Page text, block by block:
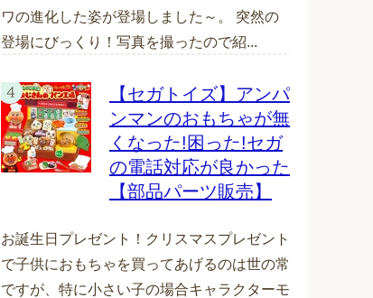
ワの進化した姿が登場しました～。 突然の
登場にびっくり！写真を撮ったので紹...
【セガトイズ】アンパ
ンマンのおもちゃが無
くなった!困った!セガ
の電話対応が良かった
【部品パーツ販売】
お誕生日プレゼント！クリスマスプレゼント
で子供におもちゃを買ってあげるのは世の常
ですが、特に小さい子の場合キャラクターモ